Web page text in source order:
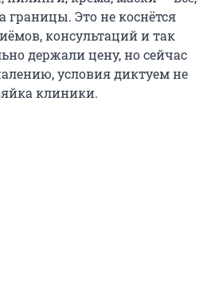
границы. Это не коснётся
консультаций и так
держали цену, но сейчас
условия диктуем не
клиники.